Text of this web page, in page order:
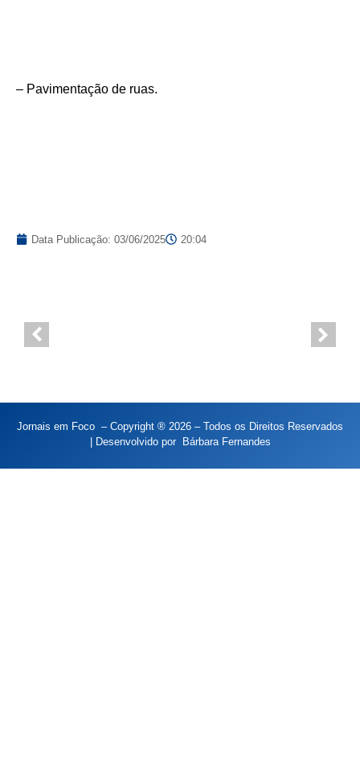
– Pavimentação de ruas.
Data Publicação: 03/06/2025 20:04
Jornais em Foco – Copyright ® 2026 – Todos os Direitos Reservados
| Desenvolvido por
Bárbara Fernandes